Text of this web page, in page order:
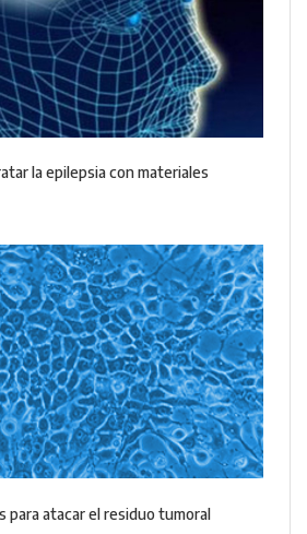
la epilepsia con materiales
para atacar el residuo tumoral